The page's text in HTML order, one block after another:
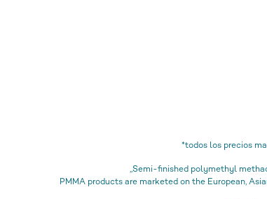
*todos los precios
„Semi-finished polymethyl
PMMA products are marketed on the European,